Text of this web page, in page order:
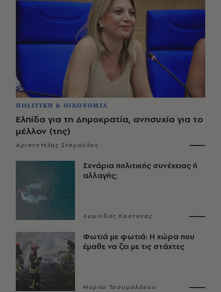
ΠΟΛΙΤΙΚΗ & ΟΙΚΟΝΟΜΙΑ
Ελπίδα για τη Δημοκρατία, ανησυχία για το
μέλλον (της)
Αριστοτέλης Σταμούλας
Σενάρια πολιτικής συνέχειας ή
αλλαγής;
Λεωνίδας Καστανάς
Φωτιά με φωτιά: Η χώρα που
έμαθε να ζει με τις στάχτες
Μυρτώ Τσουμαλάκου